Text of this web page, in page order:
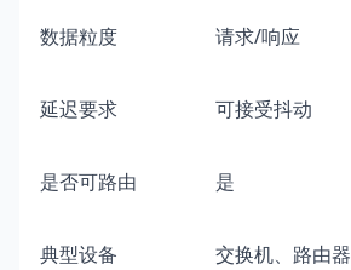
数据粒度 请求/响应
延迟要求 可接受抖动
是否可路由 是
典型设备 交换机、路由器